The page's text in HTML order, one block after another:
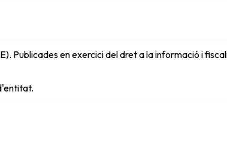
Publicades en exercici del dret a la informació i